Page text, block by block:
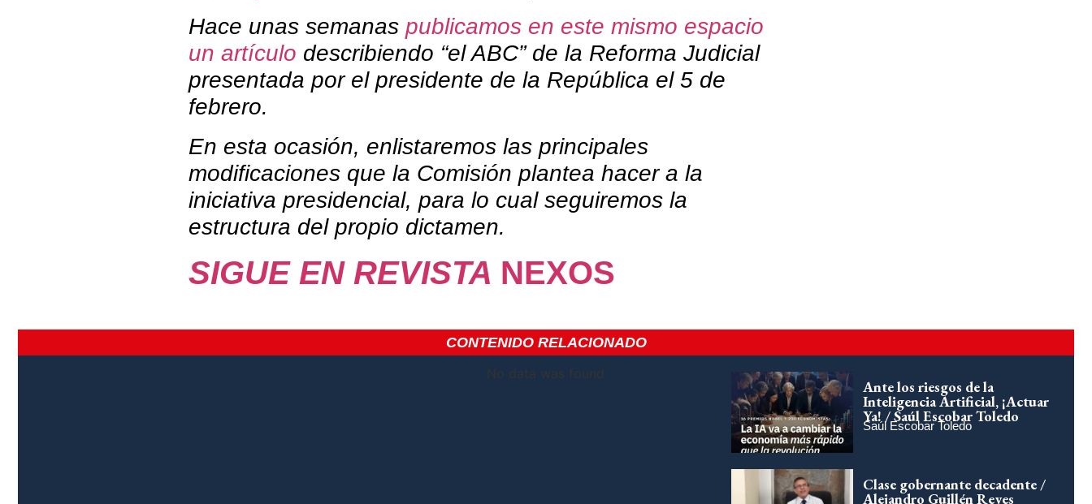
Hace unas semanas publicamos en este mismo espacio
un artículo describiendo “el ABC” de la Reforma Judicial
presentada por el presidente de la República el 5 de
febrero.
En esta ocasión, enlistaremos las principales
modificaciones que la Comisión plantea hacer a la
iniciativa presidencial, para lo cual seguiremos la
estructura del propio dictamen.
SIGUE EN REVISTA NEXOS
CONTENIDO RELACIONADO
No data was found
Ante los riesgos de la
Inteligencia Artificial, ¡Actuar
Ya! / Saúl Escobar Toledo
Saúl Escobar Toledo
Clase gobernante decadente /
Alejandro Guillén Reyes